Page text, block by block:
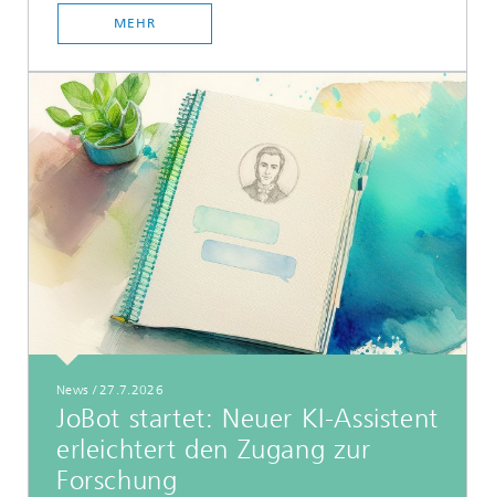
MEHR
News / 27.7.2026
JoBot startet: Neuer KI-Assistent
erleichtert den Zugang zur
Forschung